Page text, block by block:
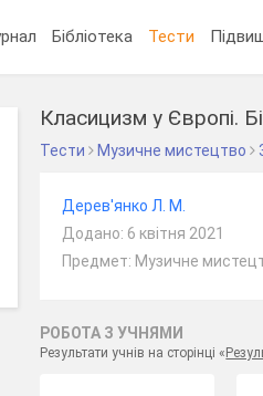
Бібліотека Тести
Класицизм у Європі.
Тести Музичне мистецтво
Дерев'янко Л. М.
Додано: 6 квітня 2021
Предмет: Музичне
РОБОТА З УЧНЯМИ
Результати учнів на сторінці «